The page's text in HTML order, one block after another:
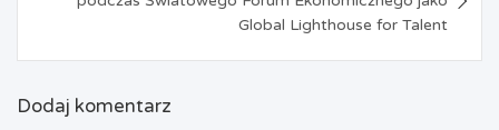
Global Lighthouse for Talent
Dodaj komentarz